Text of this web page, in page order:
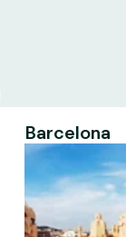
Barcelona